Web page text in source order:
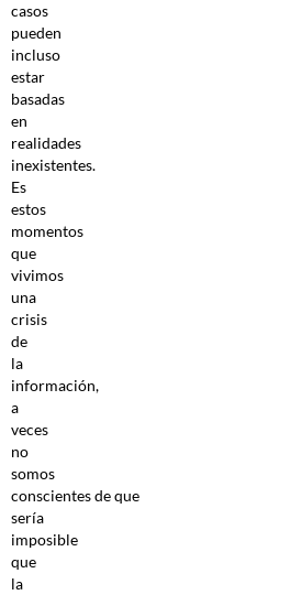
casos
pueden
incluso
estar
basadas
en
realidades
inexistentes.
Es
estos
momentos
que
vivimos
una
crisis
de
la
información,
a
veces
no
somos
conscientes de que
sería
imposible
que
la